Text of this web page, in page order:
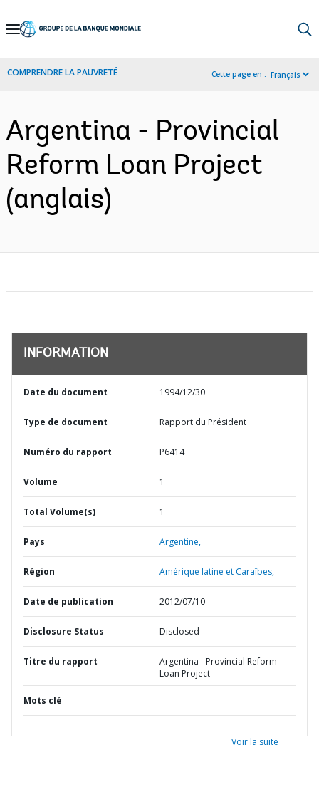
Skip
Navigation
COMPRENDRE LA PAUVRETÉ Cette page en : Français
Argentina - Provincial
Reform Loan Project
(anglais)
INFORMATION
Date du document 1994/12/30
Type de document Rapport du Président
Numéro du rapport P6414
Volume 1
Total Volume(s) 1
Pays Argentine,
Région Amérique latine et Caraïbes,
Date de publication 2012/07/10
Disclosure Status Disclosed
Titre du rapport
Argentina - Provincial Reform
Loan Project
Mots clé
Voir la suite